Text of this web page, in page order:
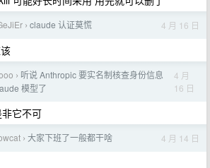
› claude 认证莫慌 4 月 16 日
› 听说 Anthropic 要实名制核查身份信息
模型了
4 月
16 日
它不可
› 大家下班了一般都干啥 4 月 14 日